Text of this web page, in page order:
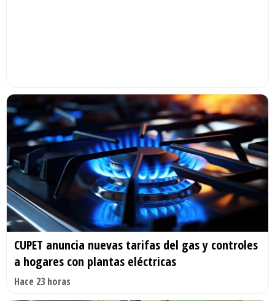
CUPET anuncia nuevas tarifas del gas y controles
a hogares con plantas eléctricas
Hace 23 horas